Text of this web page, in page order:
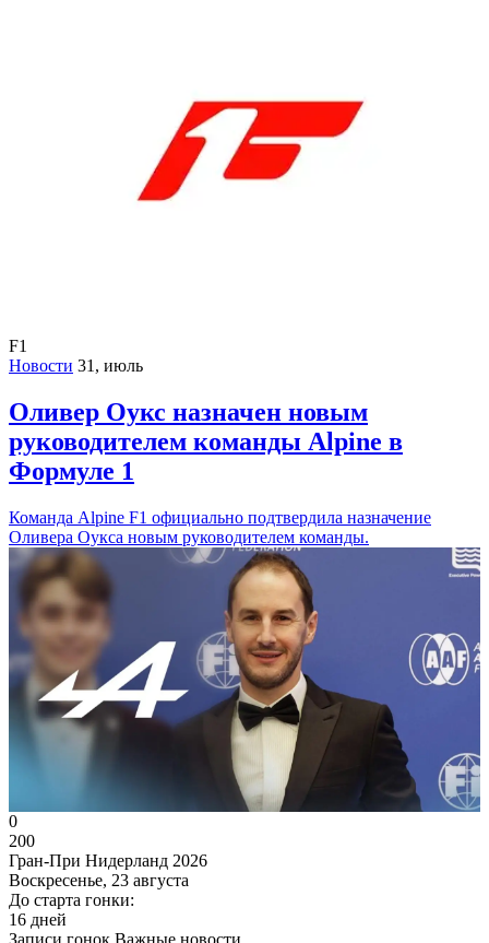
F1
Новости 31, июль
Оливер Оукс назначен новым
руководителем команды Alpine в
Формуле 1
Команда Alpine F1 официально подтвердила назначение
Оливера Оукса новым руководителем команды.
0
200
Гран-При Нидерланд 2026
Воскресенье, 23 августа
До старта гонки:
16 дней